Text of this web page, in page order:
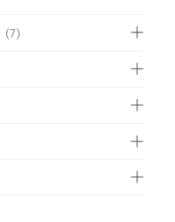
(7)